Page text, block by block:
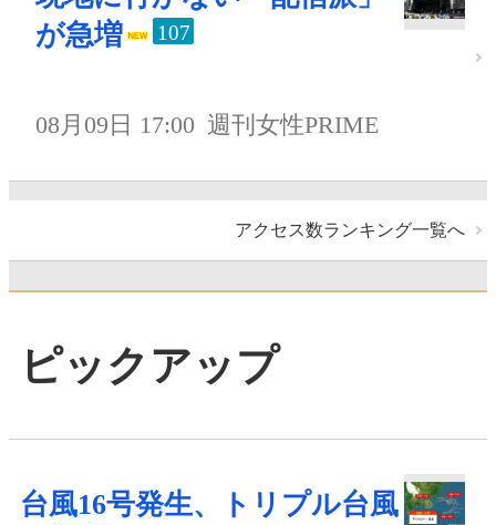
が急増
107
08月09日 17:00 週刊女性PRIME
アクセス数ランキング一覧へ
ピックアップ
台風16号発生、トリプル台風